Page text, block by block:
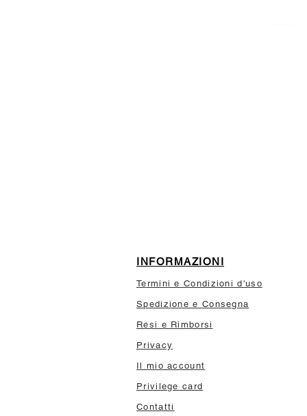
INFORMAZIONI
Termini e Condizioni d'uso
Spedizione e Consegna
Resi e Rimborsi
Privacy
Il mio account
Privilege card
Contatti